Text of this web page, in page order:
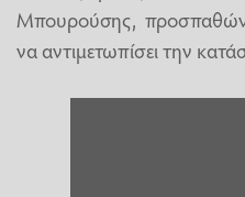
Μπουρούσης,
να αντιμετωπίσει την